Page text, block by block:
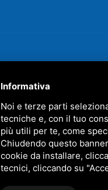
Informativa
Noi e terze parti
tecniche e, con il tuo
più utili per te, come
Chiudendo questo
cookie da installare,
tecnici, cliccando su